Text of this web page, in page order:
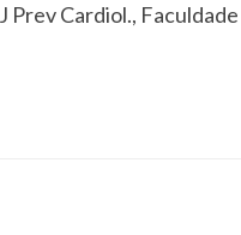
Prev Cardiol.,